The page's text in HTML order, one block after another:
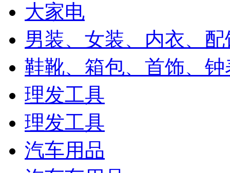
大家电
男装、女装、内衣、配
鞋靴、箱包、首饰、钟
理发工具
理发工具
汽车用品